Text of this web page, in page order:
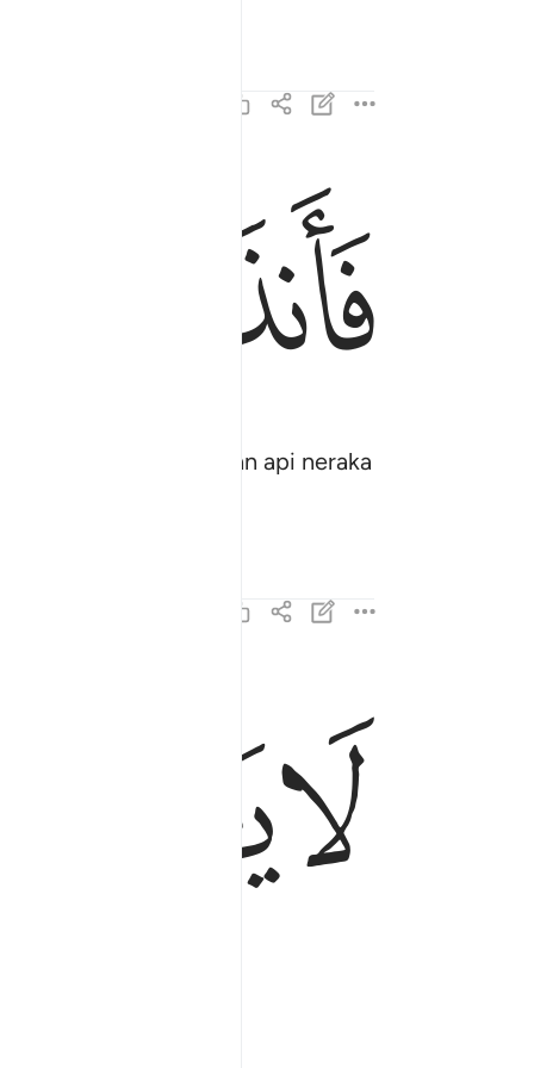
فانذرتكم نارا تلظى ١٤
فَأَنذَرْتُكُمْ نَارًۭا تَلَظَّىٰ ١٤
ﱔ
kamu akan api neraka
لَا يَصْلَىٰهَآ إِلَّا ٱلْأَشْقَى ١٥
ﱘﱙ